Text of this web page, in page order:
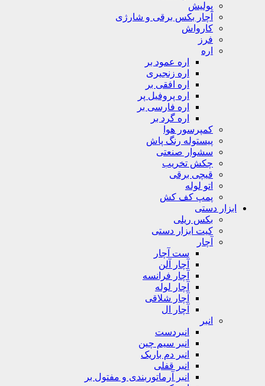
پولیش
آچار بکس برقی و شارژی
کارواش
فرز
اره
اره عمود بر
اره زنجیری
اره افقی بر
اره پروفیل پر
اره فارسی بر
اره گرد بر
کمپرسور هوا
پیستوله رنگ پاش
سشوار صنعتی
چکش تخریب
قیچی برقی
اتو لوله
پمپ کف کش
ابزار دستی
بکس ریلی
کیت ابزار دستی
آچار
ست آچار
آچار آلن
آچار فرانسه
آچار لوله
آچار شلاقی
آچار ال
انبر
انبردست
انبر سیم چین
انبر دم باریک
انبر قفلی
انبر آرماتوربندی و مفتول بر